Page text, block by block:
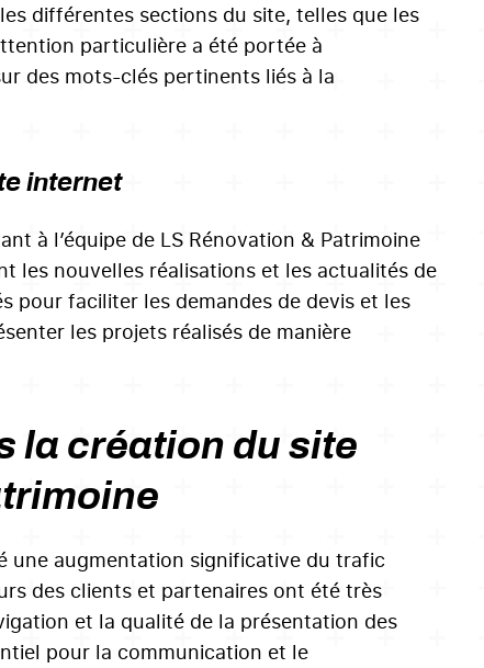
différentes sections du site, telles que les
particulière a été portée à
des mots-clés pertinents liés à la
internet
à l’équipe de LS Rénovation & Patrimoine
les nouvelles réalisations et les actualités de
pour faciliter les demandes de devis et les
les projets réalisés de manière
la création du site
une augmentation significative du trafic
des clients et partenaires ont été très
et la qualité de la présentation des
pour la communication et le